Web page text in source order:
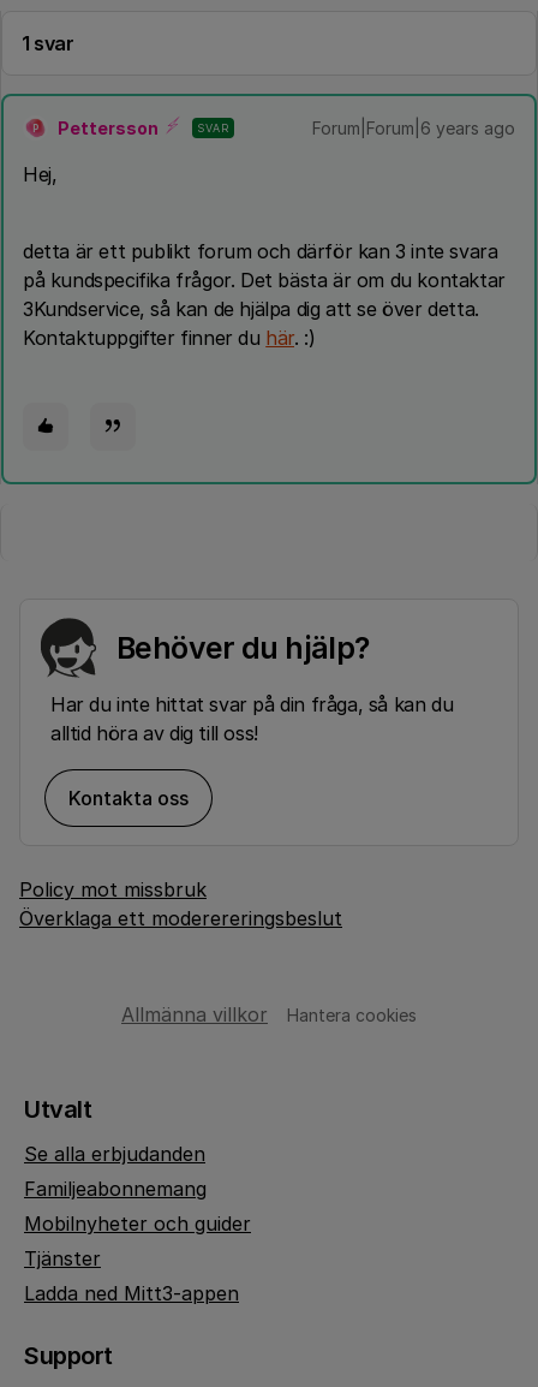
1 svar
P Pettersson SVAR Forum|Forum|6 years ago
Hej,
detta är ett publikt forum och därför kan 3 inte svara
på kundspecifika frågor. Det bästa är om du kontaktar
3Kundservice, så kan de hjälpa dig att se över detta.
Kontaktuppgifter finner du här. :)
Behöver du hjälp?
Har du inte hittat svar på din fråga, så kan du
alltid höra av dig till oss!
Kontakta oss
Policy mot missbruk
Överklaga ett moderereringsbeslut
Allmänna villkor Hantera cookies
Utvalt
Se alla erbjudanden
Familjeabonnemang
Mobilnyheter och guider
Tjänster
Ladda ned Mitt3-appen
Support